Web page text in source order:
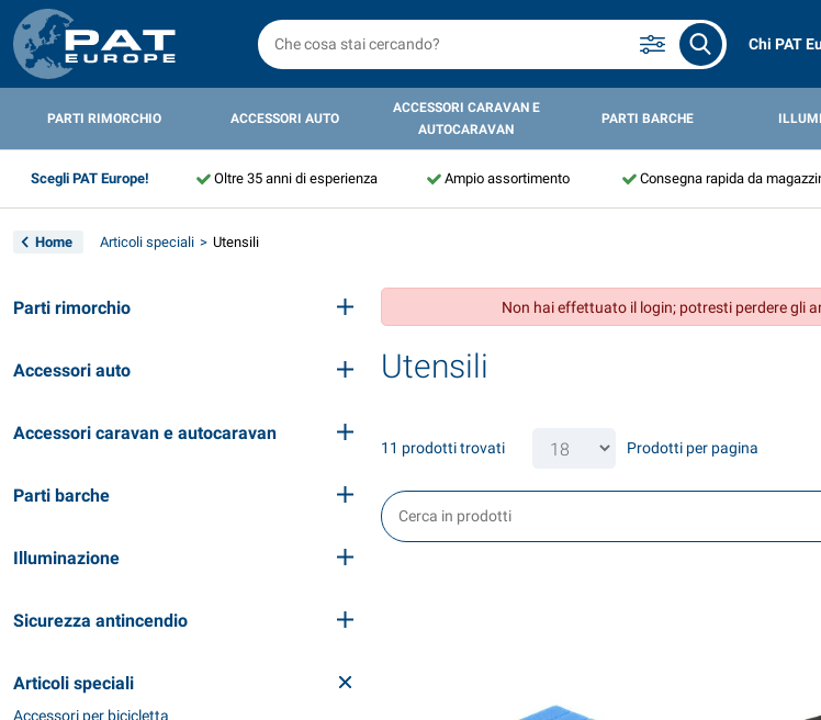
Chi PAT
PARTI RIMORCHIO ACCESSORI AUTO
ACCESSORI CARAVAN E
AUTOCARAVAN
PARTI BARCHE
Scegli PAT Europe! Oltre 35 anni di esperienza Ampio assortimento Consegna rapida da
Home Articoli speciali Utensili
Parti rimorchio
Accessori auto
Accessori caravan e autocaravan
Parti barche
Illuminazione
Sicurezza antincendio
Articoli speciali
Accessori per bicicletta
Non hai effettuato il login; potresti perdere gli
Utensili
11 prodotti trovati Prodotti per pagina